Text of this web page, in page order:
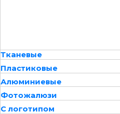
Тканевые
Пластиковые
Алюминиевые
Фотожалюзи
С логотипом